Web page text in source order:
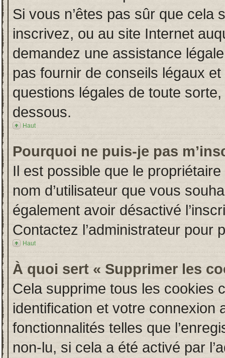
Si vous n’êtes pas sûr que cela
inscrivez, ou au site Internet
demandez une assistance
pas fournir de conseils légaux
questions légales de toute
dessous.
Haut
Pourquoi ne puis-je pas
Il est possible que le
nom d’utilisateur que vous
également avoir désactivé
Contactez l’administrateur pour
Haut
À quoi sert « Supprimer les
Cela supprime tous les cookies
identification et votre connexion
fonctionnalités telles que
non-lu, si cela a été activé par